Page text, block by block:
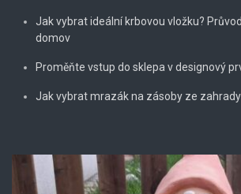
Jak vybrat ideální krbovou vložku?
domov
Proměňte vstup do sklepa v designový
Jak vybrat mrazák na zásoby ze zahrady